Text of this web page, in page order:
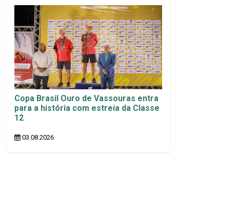
Copa Brasil Ouro de Vassouras entra
para a história com estreia da Classe
12
03.08.2026